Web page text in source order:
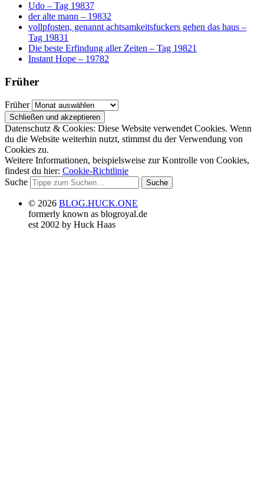
Udo – Tag 19837
der alte mann – 19832
vollpfosten, genannt achtsamkeitsfuckers gehen das haus –
Tag 19831
Die beste Erfindung aller Zeiten – Tag 19821
Instant Hope – 19782
Früher
Früher
Datenschutz & Cookies: Diese Website verwendet Cookies. Wenn
du die Website weiterhin nutzt, stimmst du der Verwendung von
Cookies zu.
Weitere Informationen, beispielsweise zur Kontrolle von Cookies,
findest du hier: Cookie-Richtlinie
Suche
© 2026 BLOG.HUCK.ONE
formerly known as blogroyal.de
est 2002 by Huck Haas